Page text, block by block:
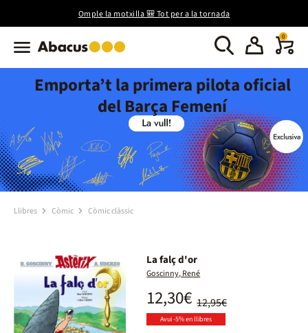
Omple la motxilla 🎒 Tot per a la tornada
0
Emporta’t la primera pilota oficial
del Barça Femení
Llibres Còmic Còmic clàssic
La falç d'or
Goscinny, René
12,95€
12,30€
Avui -5% en llibres